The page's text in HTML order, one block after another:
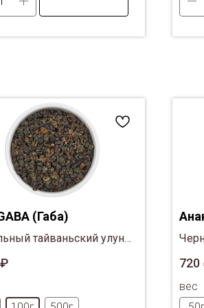
(Габа)
тайваньский улун
технологии, когда
присходит без
кислорода, что
₽ 720
вес